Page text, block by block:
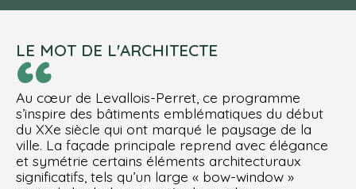
LE MOT DE L'ARCHITECTE
“
Au cœur de Levallois-Perret, ce programme
s’inspire des bâtiments emblématiques du début
du XXe siècle qui ont marqué le paysage de la
ville. La façade principale reprend avec élégance
et symétrie certains éléments architecturaux
significatifs, tels qu’un large « bow-window »